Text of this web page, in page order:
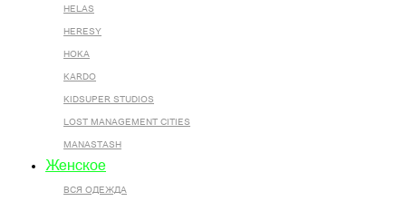
HELAS
HERESY
HOKA
KARDO
KIDSUPER STUDIOS
LOST MANAGEMENT CITIES
MANASTASH
Женское
ВСЯ ОДЕЖДА